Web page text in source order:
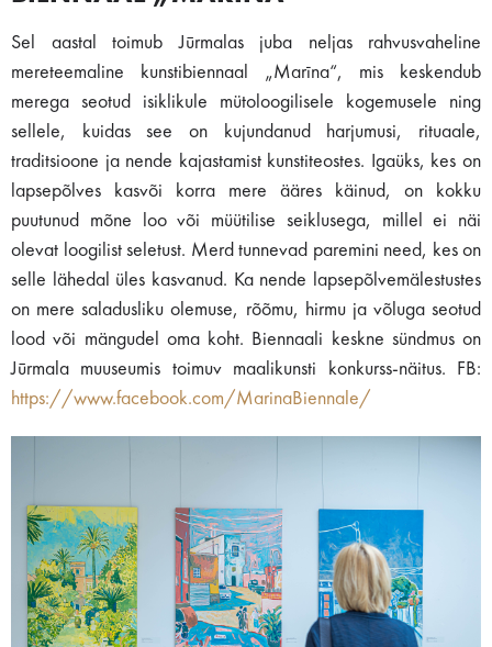
Sel aastal toimub Jūrmalas juba neljas rahvusvaheline
mereteemaline kunstibiennaal „Marīna“, mis keskendub
merega seotud isiklikule mütoloogilisele kogemusele ning
sellele, kuidas see on kujundanud harjumusi, rituaale,
traditsioone ja nende kajastamist kunstiteostes. Igaüks, kes on
lapsepõlves kasvõi korra mere ääres käinud, on kokku
puutunud mõne loo või müütilise seiklusega, millel ei näi
olevat loogilist seletust. Merd tunnevad paremini need, kes on
selle lähedal üles kasvanud. Ka nende lapsepõlvemälestustes
on mere saladusliku olemuse, rõõmu, hirmu ja võluga seotud
lood või mängudel oma koht. Biennaali keskne sündmus on
Jūrmala muuseumis toimuv maalikunsti konkurss-näitus. FB:
https://www.facebook.com/MarinaBiennale/